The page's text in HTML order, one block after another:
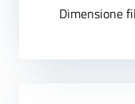
Dimensione